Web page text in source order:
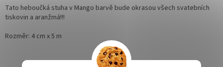
Tato heboučká stuha v Mango barvě bude okrasou všech svatebních
tiskovin a aranžmá!!!
Rozměr: 4 cm x 5 m